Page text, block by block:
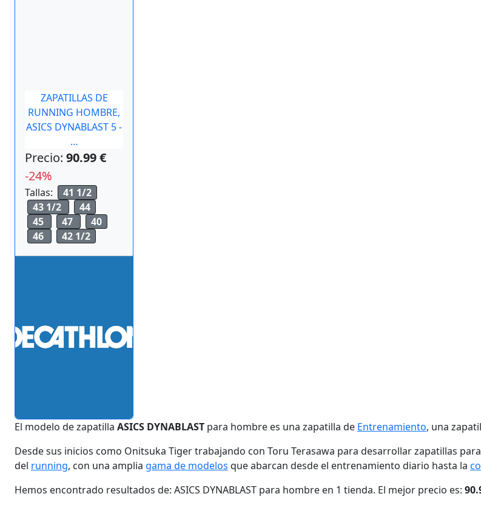
ZAPATILLAS DE
RUNNING HOMBRE,
ASICS DYNABLAST 5 -
…
Precio: 90.99 €
-24%
Tallas:
41 1/2
43 1/2
44
45
47
40
46
42 1/2
El modelo de zapatilla ASICS DYNABLAST para hombre es una zapatilla de Entrenamiento, una
Desde sus inicios como Onitsuka Tiger trabajando con Toru Terasawa para desarrollar zapatillas
del running, con una amplia gama de modelos que abarcan desde el entrenamiento diario hasta la
Hemos encontrado resultados de: ASICS DYNABLAST para hombre en 1 tienda. El mejor precio es: